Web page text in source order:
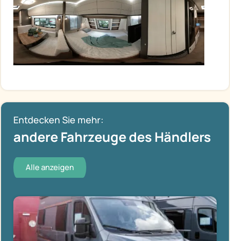
Entdecken Sie mehr:
andere Fahrzeuge des Händlers
Alle anzeigen